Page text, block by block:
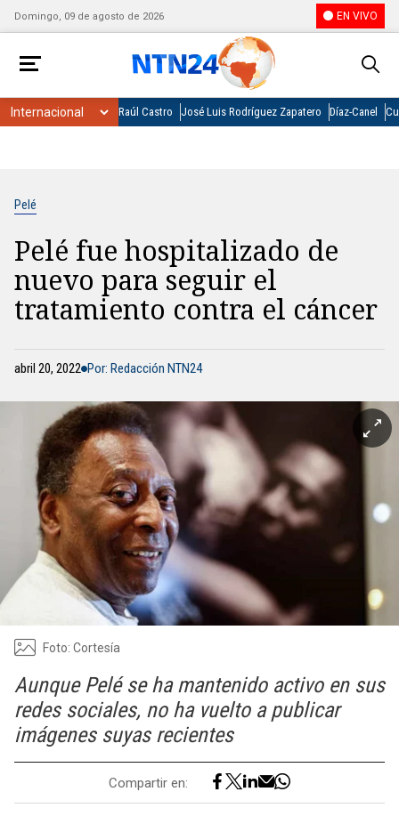
Domingo, 09 de agosto de 2026 EN VIVO
Raúl Castro José Luis Rodríguez Zapatero Díaz-Canel
Pelé
Pelé fue hospitalizado de
nuevo para seguir el
tratamiento contra el cáncer
abril 20, 2022 Por: Redacción NTN24
Foto: Cortesía
Aunque Pelé se ha mantenido activo en sus
redes sociales, no ha vuelto a publicar
imágenes suyas recientes
Compartir en: